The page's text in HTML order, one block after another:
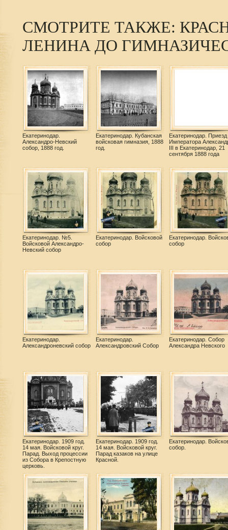
СМОТРИТЕ ТАКЖЕ:
ЛЕНИНА ДО
Екатеринодар.
Александро-Невский
собор, 1888 год.
Екатеринодар. Кубанская
войсковая гимназия, 1888
год.
Екатеринодар. Приезд
Императора
III в Екатеринодар, 21
сентября 1888 года
Екатеринодар. №5.
Войсковой Александро-
Невский собор
Екатеринодар. Войсковой
собор
Екатеринодар.
собор
Екатеринодар.
Александроневский собор
Екатеринодар.
Александровский Собор
Екатеринодар. Собор
Александра Невского
Екатеринодар. 1909 год.
14 мая. Войсковой круг.
Парад. Выход процессии
из Собора в Крепостную
церковь.
Екатеринодар. 1909 год.
14 мая. Войсковой круг.
Парад казаков на улице
Красной.
Екатеринодар.
собор.